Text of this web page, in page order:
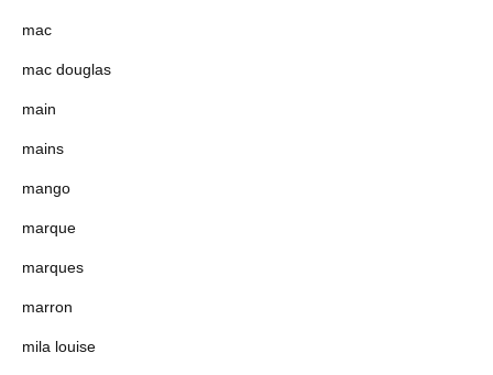
mac
mac douglas
main
mains
mango
marque
marques
marron
mila louise